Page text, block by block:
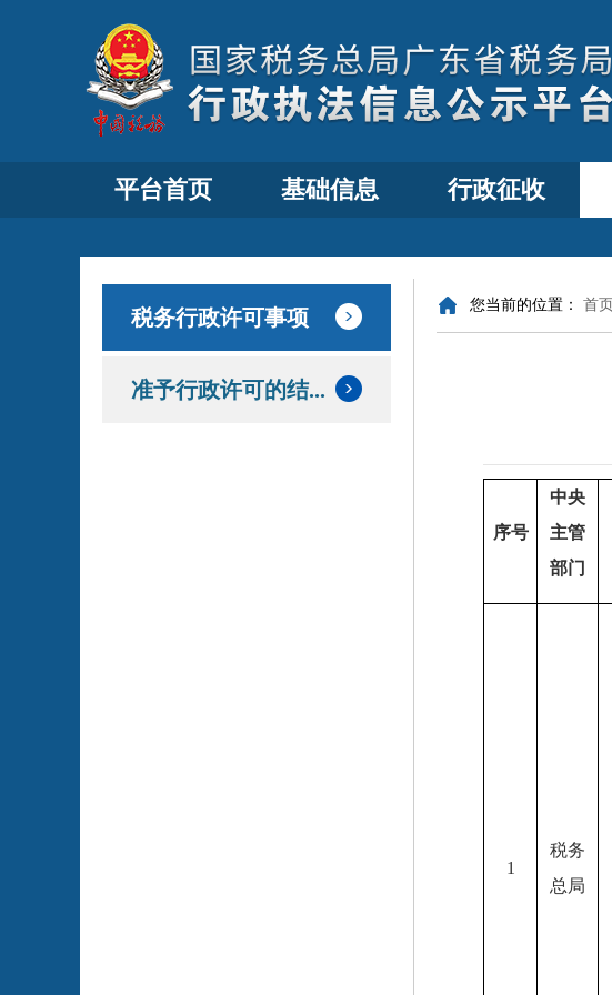
平台首页 基础信息 行政征收
税务行政许可事项
准予行政许可的结...
您当前的位置： 首页
序号
中央
主管
部门
1
税务
总局